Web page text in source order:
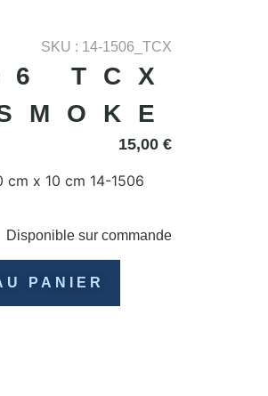
SKU : 14-1506_TCX
TCX
15,00€
cm x 10 cm 14-1506
Disponible sur commande
PANIER